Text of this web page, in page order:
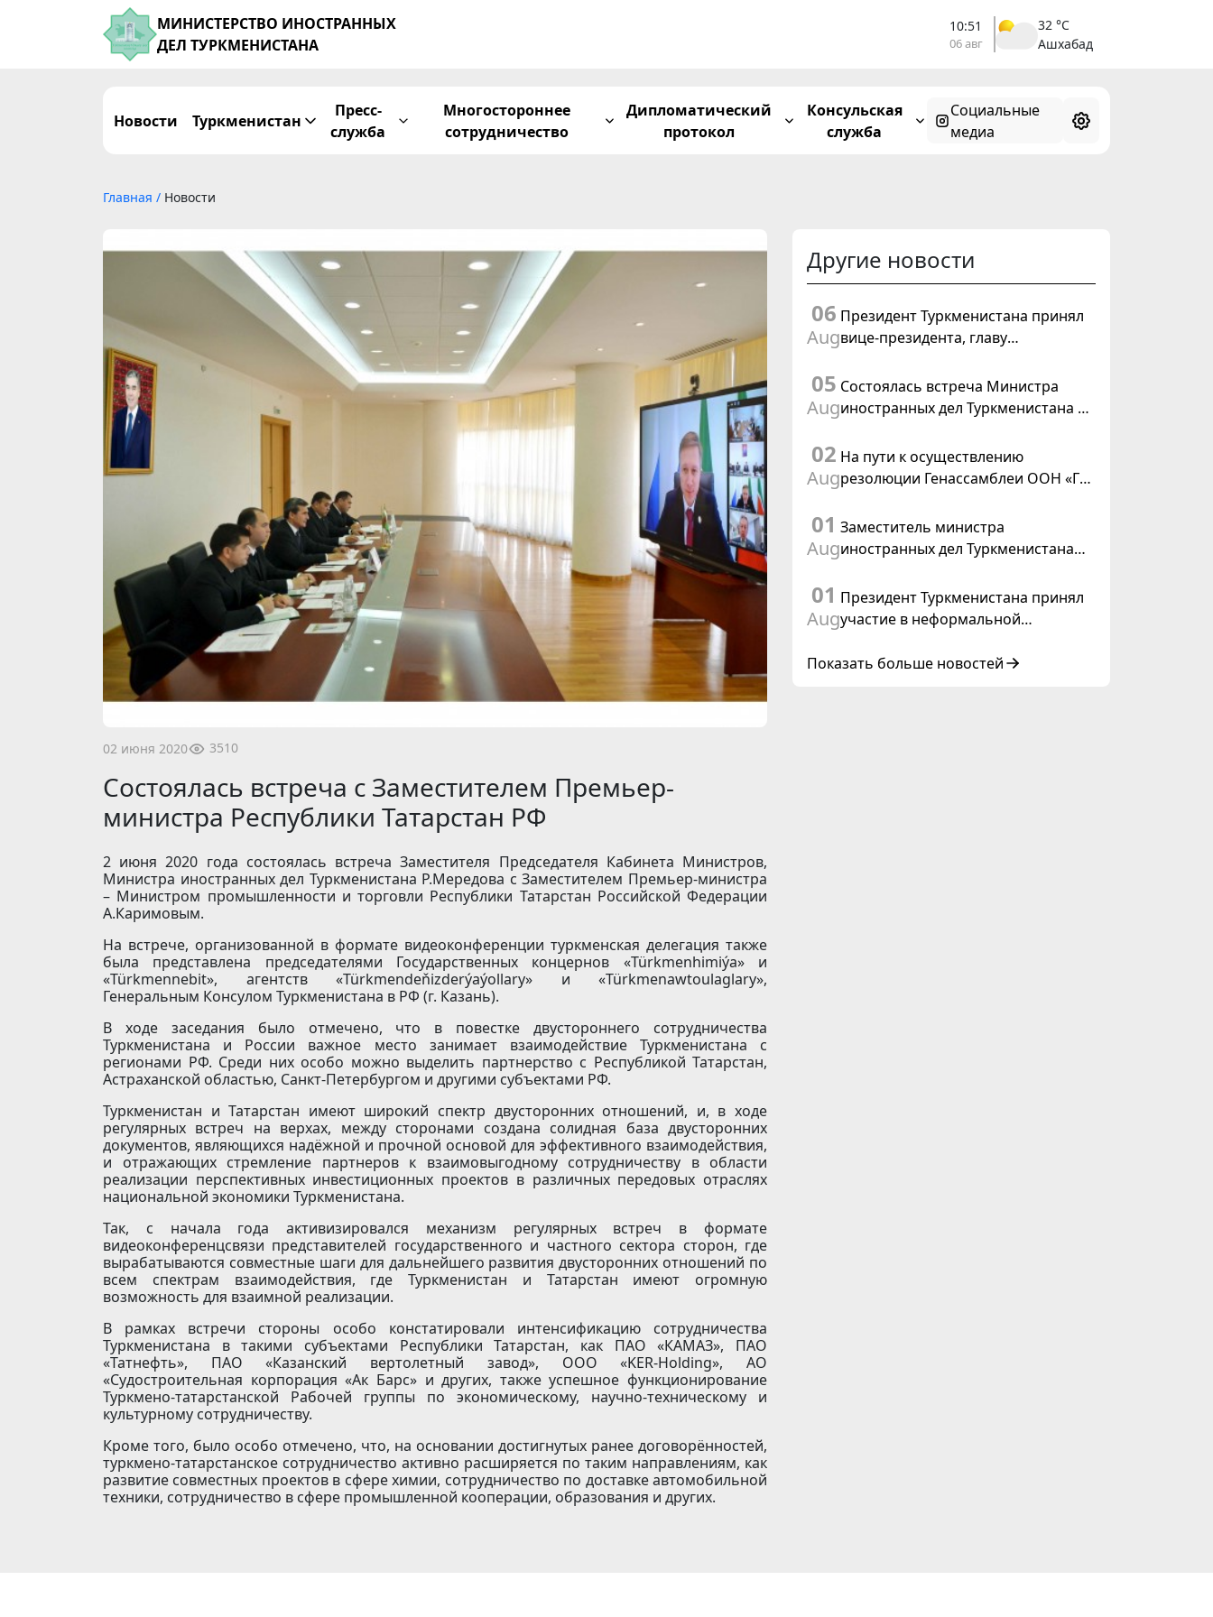
МИНИСТЕРСТВО ИНОСТРАННЫХ
ДЕЛ ТУРКМЕНИСТАНА
10:51
06 авг
32 °C
Ашхабад
Новости Туркменистан
Пресс-
служба
Многостороннее
сотрудничество
Дипломатический
протокол
Консульская
служба
Социальные
медиа
Главная / Новости
02 июня 2020 3510
Состоялась встреча с Заместителем Премьер-
министра Республики Татарстан РФ
2 июня 2020 года состоялась встреча Заместителя Председателя Кабинета Министров,
Министра иностранных дел Туркменистана Р.Мередова с Заместителем Премьер-министра
– Министром промышленности и торговли Республики Татарстан Российской Федерации
А.Каримовым.
На встрече, организованной в формате видеоконференции туркменская делегация также
была представлена председателями Государственных концернов «Türkmenhimiýa» и
«Türkmennebit», агентств «Türkmendeňizderýaýollary» и «Türkmenawtoulaglary»,
Генеральным Консулом Туркменистана в РФ (г. Казань).
В ходе заседания было отмечено, что в повестке двустороннего сотрудничества
Туркменистана и России важное место занимает взаимодействие Туркменистана с
регионами РФ. Среди них особо можно выделить партнерство с Республикой Татарстан,
Астраханской областью, Санкт-Петербургом и другими субъектами РФ.
Туркменистан и Татарстан имеют широкий спектр двусторонних отношений, и, в ходе
регулярных встреч на верхах, между сторонами создана солидная база двусторонних
документов, являющихся надёжной и прочной основой для эффективного взаимодействия,
и отражающих стремление партнеров к взаимовыгодному сотрудничеству в области
реализации перспективных инвестиционных проектов в различных передовых отраслях
национальной экономики Туркменистана.
Так, с начала года активизировался механизм регулярных встреч в формате
видеоконференцсвязи представителей государственного и частного сектора сторон, где
вырабатываются совместные шаги для дальнейшего развития двусторонних отношений по
всем спектрам взаимодействия, где Туркменистан и Татарстан имеют огромную
возможность для взаимной реализации.
В рамках встречи стороны особо констатировали интенсификацию сотрудничества
Туркменистана в такими субъектами Республики Татарстан, как ПАО «КАМАЗ», ПАО
«Татнефть», ПАО «Казанский вертолетный завод», ООО «KER-Holding», АО
«Судостроительная корпорация «Ак Барс» и других, также успешное функционирование
Туркмено-татарстанской Рабочей группы по экономическому, научно-техническому и
культурному сотрудничеству.
Кроме того, было особо отмечено, что, на основании достигнутых ранее договорённостей,
туркмено-татарстанское сотрудничество активно расширяется по таким направлениям, как
развитие совместных проектов в сфере химии, сотрудничество по доставке автомобильной
техники, сотрудничество в сфере промышленной кооперации, образования и других.
Другие новости
06
Aug
Президент Туркменистана принял
вице-президента, главу
иностранных дел Швейцарской
Конфедерации
05
Aug
Состоялась встреча Министра
иностранных дел Туркменистана с
02
Aug
На пути к осуществлению
резолюции Генассамблеи ООН «Год
инициированной Туркменистаном
01
Aug
Заместитель министра
иностранных дел Туркменистана
старших должностных лиц Форума
сотрудничества «Центральная
01
Aug
Президент Туркменистана принял
участие в неформальной
государств Центральной Азии и
Показать больше новостей